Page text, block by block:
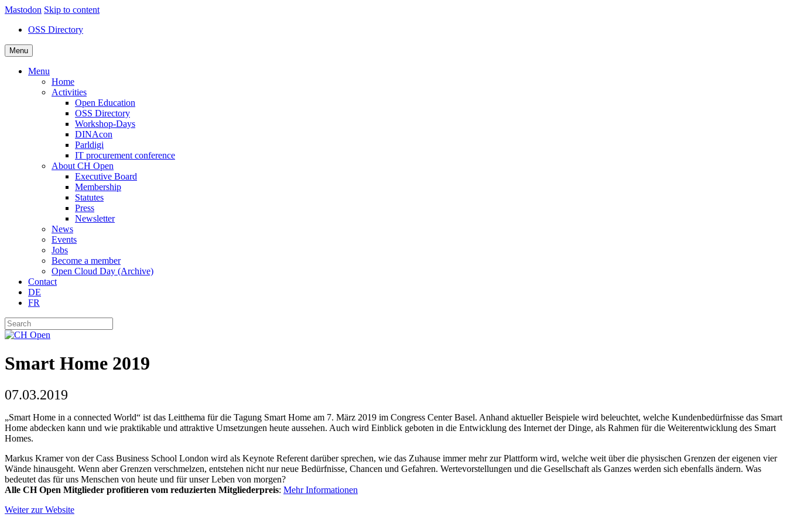
Mastodon Skip to content
OSS Directory
Menu
Menu
Home
Activities
Open Education
OSS Directory
Workshop-Days
DINAcon
Parldigi
IT procurement conference
About CH Open
Executive Board
Membership
Statutes
Press
Newsletter
News
Events
Jobs
Become a member
Open Cloud Day (Archive)
Contact
DE
FR
Smart Home 2019
07.03.2019
„Smart Home in a connected World“ ist das Leitthema für die Tagung Smart Home am 7. März 2019 im Congress Center Basel. Anhand aktueller Beispiele wird beleuchtet, welche Kundenbedürfnisse das Smart
Home abdecken kann und wie praktikable und attraktive Umsetzungen heute aussehen. Auch wird Einblick geboten in die Entwicklung des Internet der Dinge, als Rahmen für die Weiterentwicklung des Smart
Homes.
Markus Kramer von der Cass Business School London wird als Keynote Referent darüber sprechen, wie das Zuhause immer mehr zur Plattform wird, welche weit über die physischen Grenzen der eigenen vier
Wände hinausgeht. Wenn aber Grenzen verschmelzen, entstehen nicht nur neue Bedürfnisse, Chancen und Gefahren. Wertevorstellungen und die Gesellschaft als Ganzes werden sich ebenfalls ändern. Was
bedeutet das für uns Menschen von heute und für unser Leben von morgen?
Alle CH Open Mitglieder profitieren vom reduzierten Mitgliederpreis: Mehr Informationen
Weiter zur Website